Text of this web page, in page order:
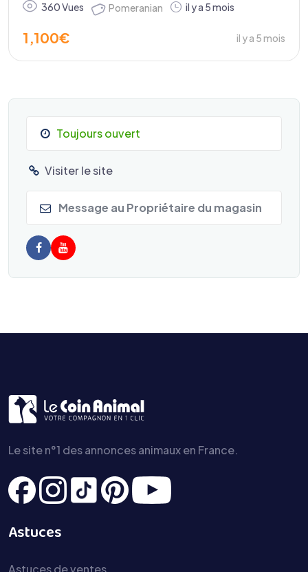
360 Vues
Pomeranian il y a 5 mois
1,100€ il y a 5 mois
Toujours ouvert
Visiter le site
Message au Propriétaire du magasin
Le site n°1 des annonces animaux en France.
Astuces
Astuces de ventes